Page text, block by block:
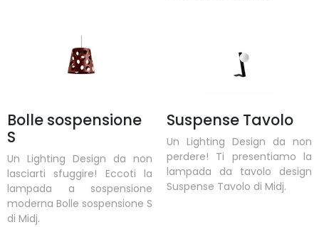
Bolle sospensione
S
Un Lighting Design da non
lasciarti sfuggire! Eccoti la
lampada a sospensione
moderna Bolle sospensione S
di Midj.
Suspense Tavolo
Un Lighting Design da non
perdere! Ti presentiamo la
lampada da tavolo design
Suspense Tavolo di Midj.